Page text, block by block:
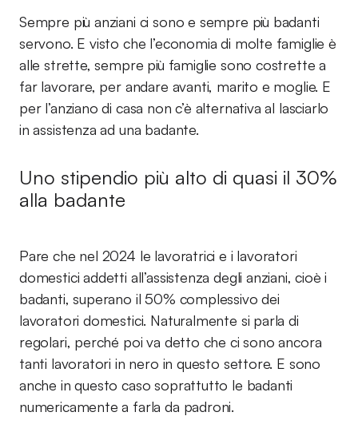
Sempre più anziani ci sono e sempre più badanti
servono. E visto che l’economia di molte famiglie è
alle strette, sempre più famiglie sono costrette a
far lavorare, per andare avanti, marito e moglie. E
per l’anziano di casa non c’è alternativa al lasciarlo
in assistenza ad una badante.
Uno stipendio più alto di quasi il 30%
alla badante
Pare che nel 2024 le lavoratrici e i lavoratori
domestici addetti all’assistenza degli anziani, cioè i
badanti, superano il 50% complessivo dei
lavoratori domestici. Naturalmente si parla di
regolari, perché poi va detto che ci sono ancora
tanti lavoratori in nero in questo settore. E sono
anche in questo caso soprattutto le badanti
numericamente a farla da padroni.